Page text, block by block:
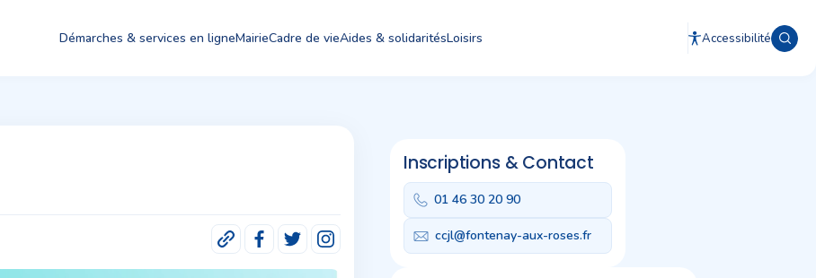
Démarches & services en ligneMairieCadre de vieAides & solidaritésLoisirs Accessibilité
Inscriptions & Contact
01 46 30 20 90
ccjl@fontenay-aux-roses.fr